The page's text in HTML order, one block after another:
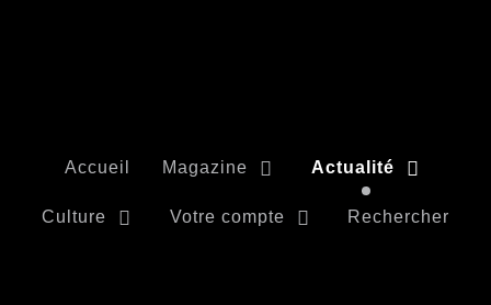
Accueil Magazine Actualité
Culture Votre compte Rechercher